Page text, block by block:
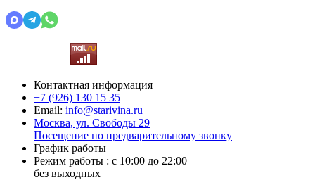
Контактная информация
+7 (926) 130 15 35
Email: info@starivina.ru
Москва, ул. Свободы 29
Посещение по предварительному звонку
График работы
Режим работы : с 10:00 до 22:00
без выходных